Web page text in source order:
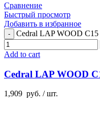
Сравнение
Быстрый просмотр
Добавить в избранное
Cedral LAP WOOD
Add to cart
Cedral LAP WOOD
1,909 руб. / шт.